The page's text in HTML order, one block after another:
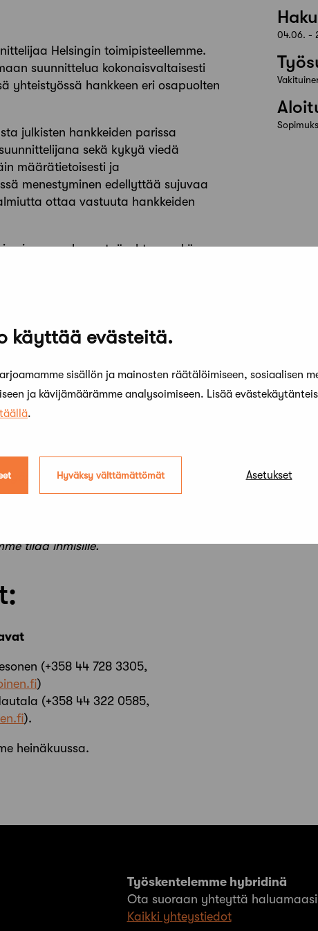
käyttää evästeitä.
sisällön ja mainosten räätälöimiseen, sosiaalisen
ja kävijämäärämme analysoimiseen. Lisää
täällä.
Hyväksy välttämättömät Asetukset
Helsingin toimipisteellemme.
suunnittelua kokonaisvaltaisesti
yhteistyössä hankkeen eri osapuolten
julkisten hankkeiden parissa
sekä kykyä viedä
määrätietoisesti ja
menestyminen edellyttää sujuvaa
ottaa vastuuta hankkeiden
voimassa olevan työsuhteen sekä
suunnittelutehtävissä
johtamaan projekteja yhdessä
voit hyödyntää omaa
ja keskittyä työn laatuun.
tueksesi ketterän ja
sekä kattavat työsuhde-edut.
paikalla Helsingin Kampissa.
osittaiseen etätyöhön.
23.8.2026
työyhteisö, jossa yhdistyvät vahva
ja aito halu kehittää parempaa
pääset työskentelemään
ja vaikuttamaan konkreettisesti
tilaa ihmisille.
(+358 44 728 3305,
)
(+358 44 322 0585,
).
heinäkuussa.
04.06. -
Työskentelemme hybridinä
Ota suoraan yhteyttä haluamaasi
Kaikki yhteystiedot